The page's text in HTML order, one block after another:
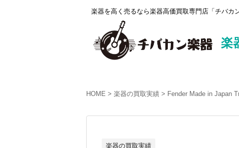
楽器を高く売るなら楽器高価買取専門店「チバカ
楽
HOME 楽器の買取実績 Fender Made in Japan
楽器の買取実績